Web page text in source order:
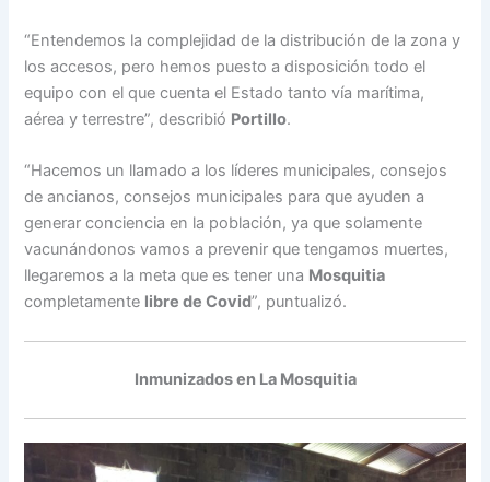
“Entendemos la complejidad de la distribución de la zona y
los accesos, pero hemos puesto a disposición todo el
equipo con el que cuenta el Estado tanto vía marítima,
aérea y terrestre”, describió Portillo.
“Hacemos un llamado a los líderes municipales, consejos
de ancianos, consejos municipales para que ayuden a
generar conciencia en la población, ya que solamente
vacunándonos vamos a prevenir que tengamos muertes,
llegaremos a la meta que es tener una Mosquitia
completamente libre de Covid”, puntualizó.
Inmunizados en La Mosquitia